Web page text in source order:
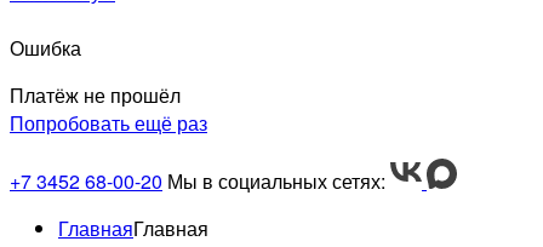
Ошибка
Платёж не прошёл
Попробовать ещё раз
+7 3452 68-00-20 Мы в социальных сетях:
ГлавнаяГлавная